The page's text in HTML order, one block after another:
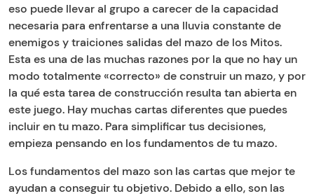
eso puede llevar al grupo a carecer de la capacidad
necesaria para enfrentarse a una lluvia constante de
enemigos y traiciones salidas del mazo de los Mitos.
Esta es una de las muchas razones por la que no hay un
modo totalmente «correcto» de construir un mazo, y por
la qué esta tarea de construcción resulta tan abierta en
este juego. Hay muchas cartas diferentes que puedes
incluir en tu mazo. Para simplificar tus decisiones,
empieza pensando en los fundamentos de tu mazo.
Los fundamentos del mazo son las cartas que mejor te
ayudan a conseguir tu objetivo. Debido a ello, son las